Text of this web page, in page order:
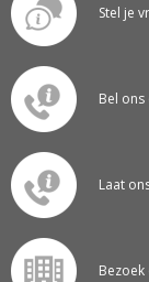
Stel je
Bel ons
Laat
Bezoek